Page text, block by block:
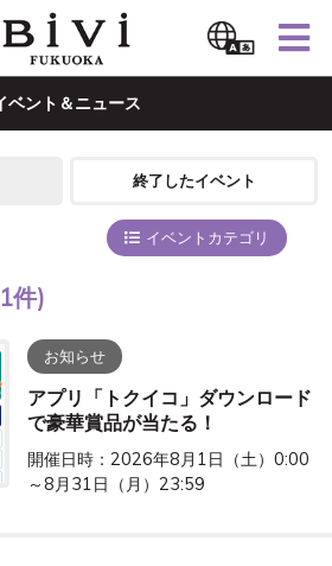
ベント＆ニュース
終了したイベント
イベントカテゴリ
件)
お知らせ
アプリ「トクイコ」ダウンロード
で豪華賞品が当たる！
開催日時：2026年8月1日（土）0:00
～8月31日（月）23:59